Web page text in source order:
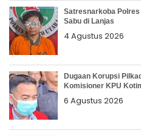
Satresnarkoba
Sabu di Lanjas
4 Agustus 2026
Dugaan Korupsi
Komisioner KPU
6 Agustus 2026